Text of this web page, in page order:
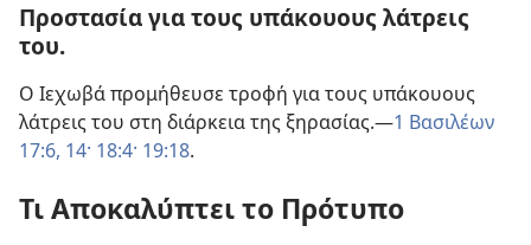
Προστασία για τους υπάκουους λάτρεις
του.
Ο Ιεχωβά προμήθευσε τροφή για τους υπάκουους
λάτρεις του στη διάρκεια της ξηρασίας.​—1 Βασιλέων
17:6, 14· 18:4· 19:18.
Τι Αποκαλύπτει το Πρότυπο